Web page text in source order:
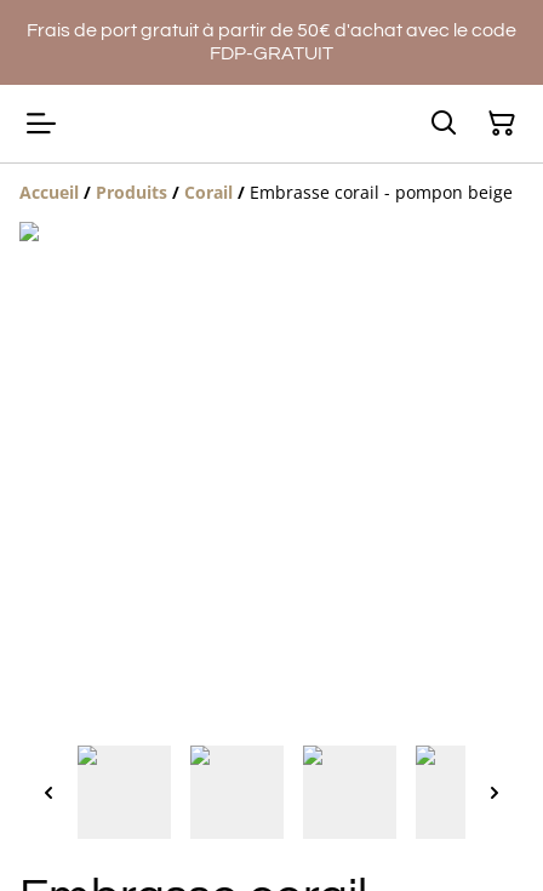
Frais de port gratuit à partir de 50€ d'achat avec le code
FDP-GRATUIT
Accueil / Produits / Corail / Embrasse corail - pompon beige